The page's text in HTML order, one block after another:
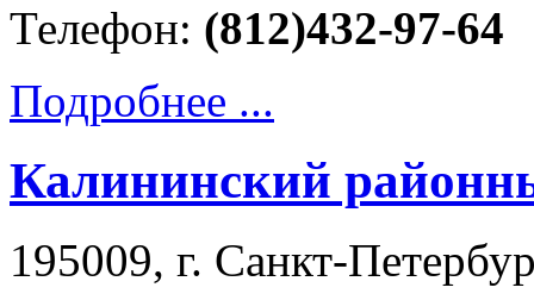
Телефон: (812)432-97-64
Подробнее ...
Калининский
195009, г. Санкт-